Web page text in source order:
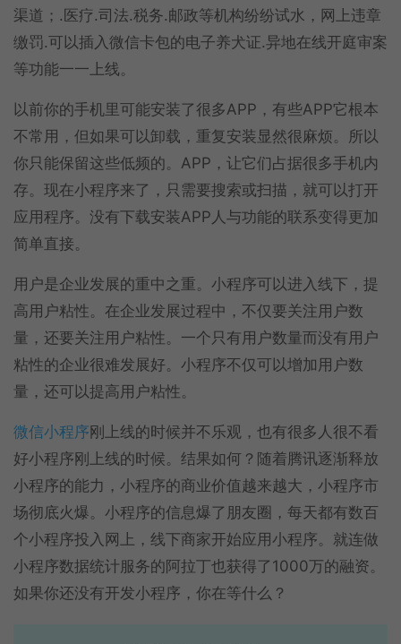
渠道；.医疗.司法.税务.邮政等机构纷纷试水，网上违章
缴罚.可以插入微信卡包的电子养犬证.异地在线开庭审案
等功能一一上线。
以前你的手机里可能安装了很多APP，有些APP它根本
不常用，但如果可以卸载，重复安装显然很麻烦。所以
你只能保留这些低频的。APP，让它们占据很多手机内
存。现在小程序来了，只需要搜索或扫描，就可以打开
应用程序。没有下载安装APP人与功能的联系变得更加
简单直接。
用户是企业发展的重中之重。小程序可以进入线下，提
高用户粘性。在企业发展过程中，不仅要关注用户数
量，还要关注用户粘性。一个只有用户数量而没有用户
粘性的企业很难发展好。小程序不仅可以增加用户数
量，还可以提高用户粘性。
微信小程序 刚上线的时候并不乐观，也有很多人很不看
好小程序刚上线的时候。结果如何？随着腾讯逐渐释放
小程序的能力，小程序的商业价值越来越大，小程序市
场彻底火爆。小程序的信息爆了朋友圈，每天都有数百
个小程序投入网上，线下商家开始应用小程序。就连做
小程序数据统计服务的阿拉丁也获得了1000万的融资。
如果你还没有开发小程序，你在等什么？